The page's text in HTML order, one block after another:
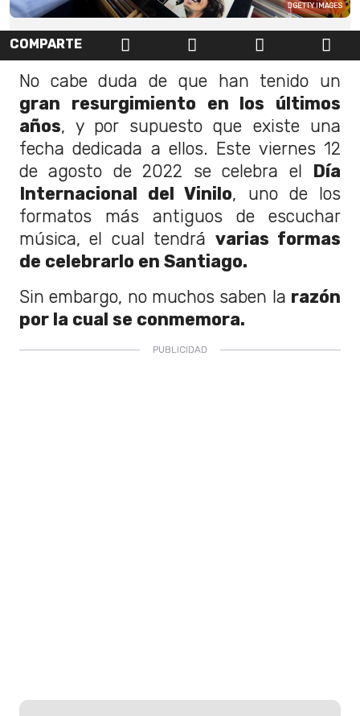
GETTY IMAGES
COMPARTE
No cabe duda de que han tenido un
gran resurgimiento en los últimos
años, y por supuesto que existe una
fecha dedicada a ellos. Este viernes 12
de agosto de 2022 se celebra el Día
Internacional del Vinilo, uno de los
formatos más antiguos de escuchar
música, el cual tendrá varias formas
de celebrarlo en Santiago.
Sin embargo, no muchos saben la razón
por la cual se conmemora.